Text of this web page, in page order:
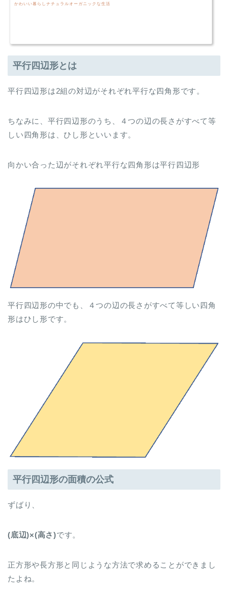
かわいい暮らしナチュラルオーガニックな生活
平行四辺形とは
平行四辺形は2組の対辺がそれぞれ平行な四角形です。
ちなみに、平行四辺形のうち、４つの辺の長さがすべて等
しい四角形は、ひし形といいます。
向かい合った辺がそれぞれ平行な四角形は平行四辺形
平行四辺形の中でも、４つの辺の長さがすべて等しい四角
形はひし形です。
平行四辺形の面積の公式
ずばり、
(底辺)×(高さ)です。
正方形や長方形と同じような方法で求めることができまし
たよね。